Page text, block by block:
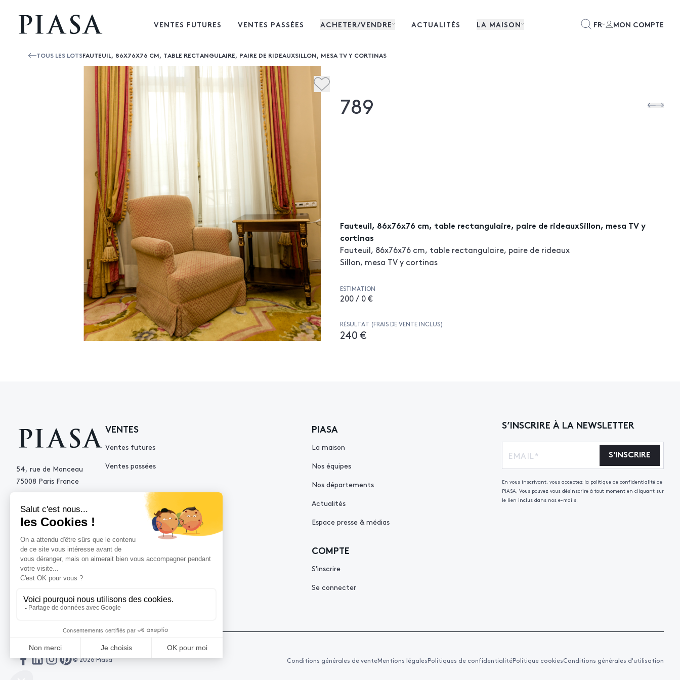
VENTES FUTURES VENTES PASSÉES ACHETER/VENDRE ACTUALITÉS LA MAISON FR MON COMPTE
TOUS LES LOTSFAUTEUIL, 86X76X76 CM, TABLE RECTANGULAIRE, PAIRE DE RIDEAUXSILLON, MESA TV Y CORTINAS
789
Fauteuil, 86x76x76 cm, table rectangulaire, paire de rideauxSillon, mesa TV y
cortinas
Fauteuil, 86x76x76 cm, table rectangulaire, paire de rideaux
Sillon, mesa TV y cortinas
ESTIMATION
200 / 0 €
RÉSULTAT (FRAIS DE VENTE INCLUS)
240 €
54, rue de Monceau
75008 Paris France
contact@piasa.fr
VENTES
Ventes futures
Ventes passées
PIASA
La maison
Nos équipes
Nos départements
Actualités
Espace presse & médias
AIDE
Demande d’estimation
COMPTE
S'inscrire
Se connecter
S’INSCRIRE À LA NEWSLETTER
S'INSCRIRE
En vous inscrivant, vous acceptez la politique de confidentialité de
PIASA, Vous pouvez vous désinscrire à tout moment en cliquant sur
le lien inclus dans nos e-mails.
© 2026 Piasa Conditions générales de venteMentions légalesPolitiques de confidentialitéPolitique cookiesConditions générales d'utilisation